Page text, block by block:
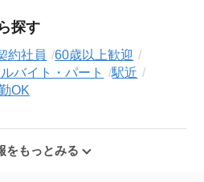
探す
約社員
60歳以上歓迎
バイト・パート
駅近
OK
をもっとみる